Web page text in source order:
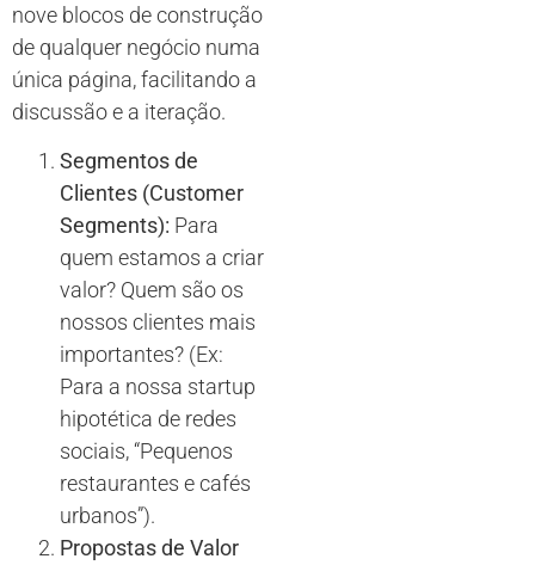
nove blocos de construção
de qualquer negócio numa
única página, facilitando a
discussão e a iteração.
Segmentos de
Clientes (Customer
Segments): Para
quem estamos a criar
valor? Quem são os
nossos clientes mais
importantes? (Ex:
Para a nossa startup
hipotética de redes
sociais, “Pequenos
restaurantes e cafés
urbanos”).
Propostas de Valor